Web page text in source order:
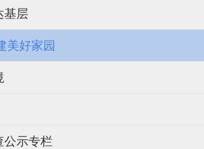
基层
美好家园
公示专栏